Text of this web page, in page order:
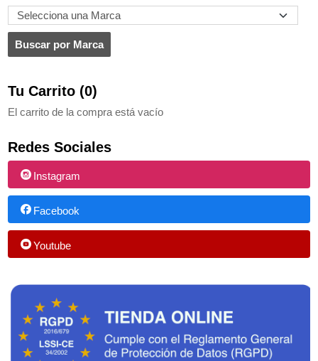
Tu Carrito (0)
El carrito de la compra está vacío
Redes Sociales
Instagram
Facebook
Youtube